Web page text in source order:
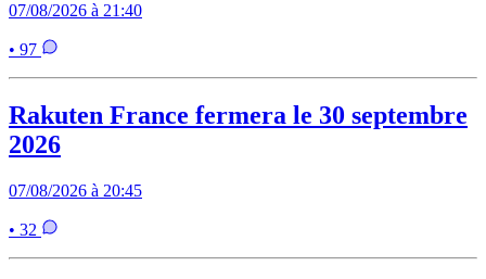
07/08/2026 à 21:40
• 97
Rakuten France fermera le 30 septembre
2026
07/08/2026 à 20:45
• 32